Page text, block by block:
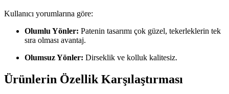
Kullanıcı yorumlarına göre:
Olumlu Yönler: Patenin tasarımı çok güzel, tekerleklerin tek
sıra olması avantaj.
Olumsuz Yönler: Dirseklik ve kolluk kalitesiz.
Ürünlerin Özellik Karşılaştırması